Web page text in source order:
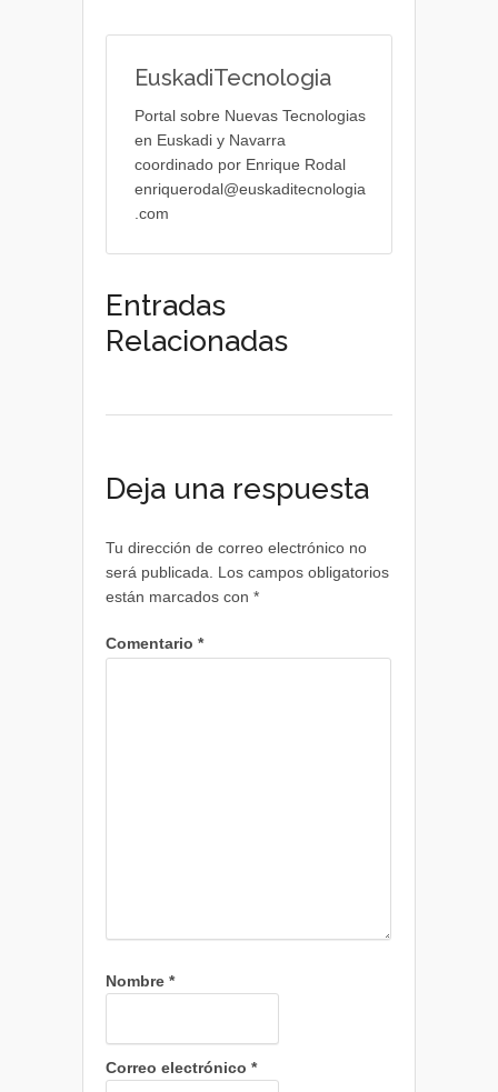
EuskadiTecnologia
Portal sobre Nuevas Tecnologias
en Euskadi y Navarra
coordinado por Enrique Rodal
enriquerodal@euskaditecnologia
.com
Entradas
Relacionadas
Deja una respuesta
Tu dirección de correo electrónico no
será publicada. Los campos obligatorios
están marcados con *
Comentario *
Nombre *
Correo electrónico *